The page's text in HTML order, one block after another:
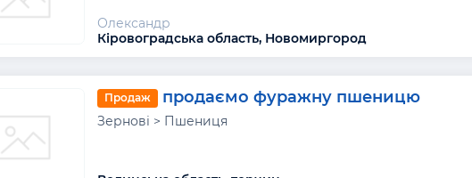
Олександр
Кіровоградська область, Новомиргород
Продаж продаємо фуражну пшеницю
Зернові > Пшениця